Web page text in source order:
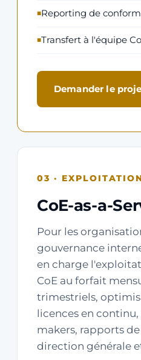
Reporting de
Transfert à l'équipe
Demander le
03 ·
CoE-as-a-
Pour les
gouvernance
en charge
CoE au forfait
trimestriels,
licences en
makers, rapports
direction générale